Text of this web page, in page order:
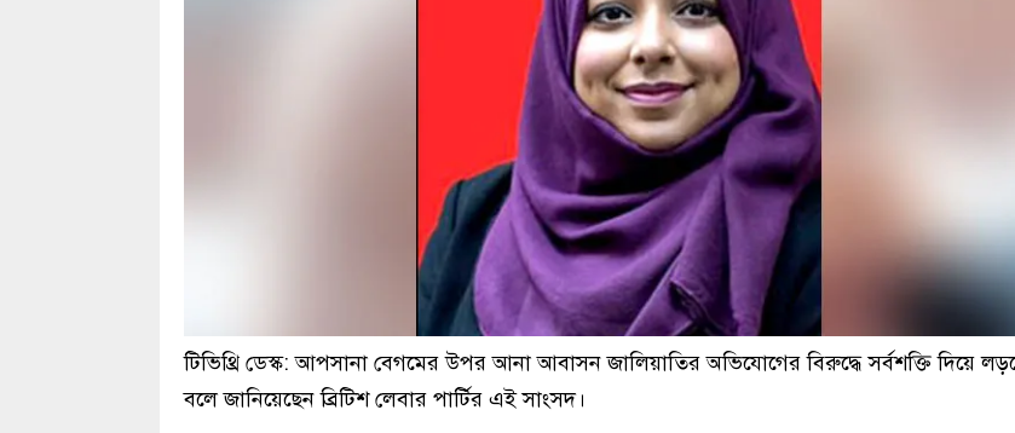
টিভিথ্রি ডেস্ক: আপসানা বেগমের উপর আনা আবাসন জালিয়াতির অভিযোগের বিরুদ্ধে সর্বশক্তি দিয়ে
বলে জানিয়েছেন ব্রিটিশ লেবার পার্টির এই সাংসদ।